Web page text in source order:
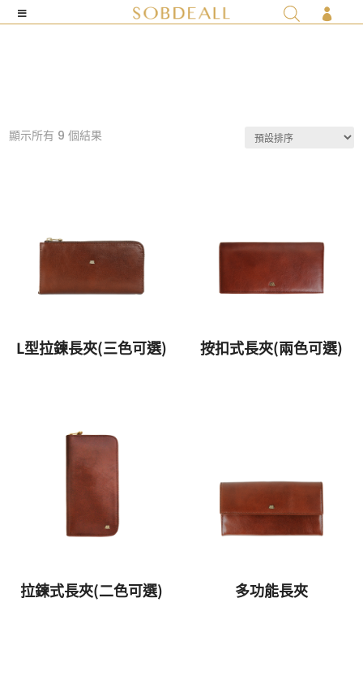

顯示所有 9 個結果
L型拉鍊長夾(三色可選) 按扣式長夾(兩色可選)
拉鍊式長夾(二色可選) 多功能長夾